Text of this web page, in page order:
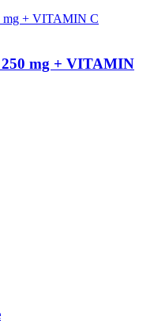
mg + VITAMIN